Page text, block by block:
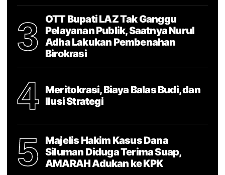
3
OTT Bupati LAZ Tak Ganggu
Pelayanan Publik, Saatnya Nurul
Adha Lakukan Pembenahan
Birokrasi
4
Meritokrasi, Biaya Balas Budi, dan
Ilusi Strategi
5
Majelis Hakim Kasus Dana
Siluman Diduga Terima Suap,
AMARAH Adukan ke KPK